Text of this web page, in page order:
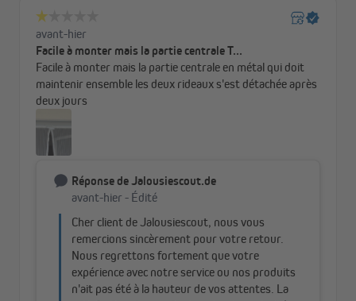
très facile à entretenir et peut être lavé en machine jusqu’à
30 °C, pour un usage quotidien simple et pratique.
Couleurs et tailles de la moustiquaire
magnétique
Vous pouvez commander la moustiquaire
coloris en noir ou en blanc, selon vos préférences. Il est
ou de terrasse standard jusqu’à 160 cm de largeur et 250 cm de
La moustiquaire peut être facilement ajustée à des dimensions
plus petites : il vous suffit de le couper avec des ciseaux à la taille
souhaitée. La toile ne s’effiloche pas, donc aucun travail de
couture supplémentaire n’est nécessaire, pour une installation
rapide et sans effort.